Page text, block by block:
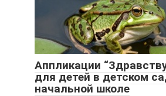
Аппликации
для детей в детском
начальной школе